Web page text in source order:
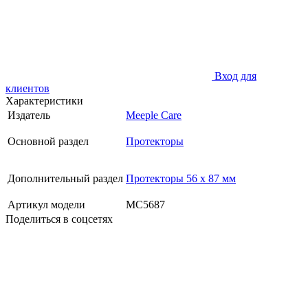
Вход для
клиентов
Характеристики
Издатель
Meeple Care
Основной раздел Протекторы
Дополнительный раздел Протекторы 56 x 87 мм
Артикул модели
MC5687
Поделиться в соцсетях